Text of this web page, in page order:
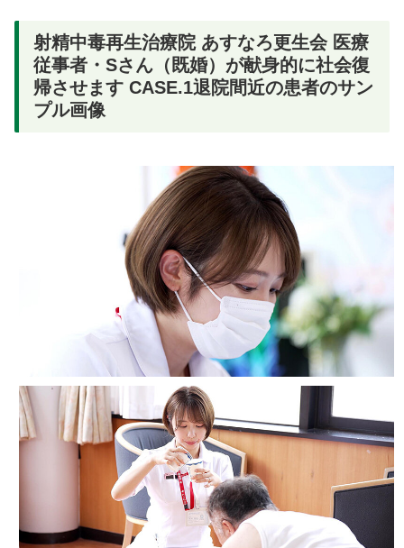
射精中毒再生治療院 あすなろ更生会 医療
従事者・Sさん（既婚）が献身的に社会復
帰させます CASE.1退院間近の患者のサン
プル画像